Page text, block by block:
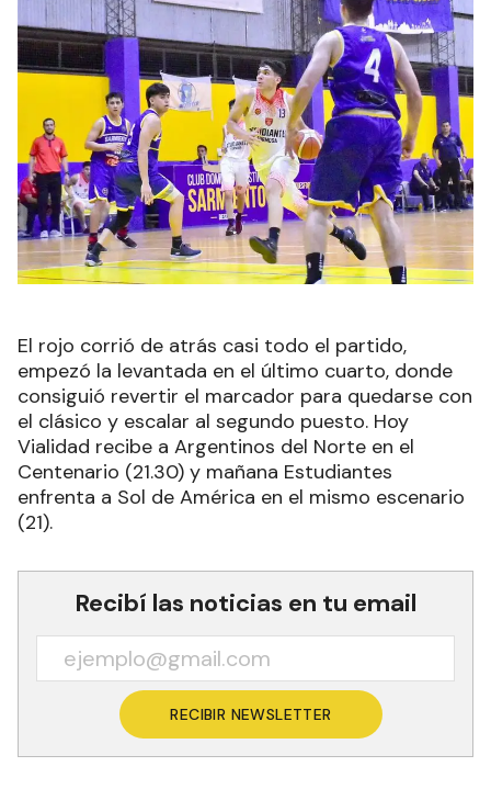
El rojo corrió de atrás casi todo el partido,
empezó la levantada en el último cuarto, donde
consiguió revertir el marcador para quedarse con
el clásico y escalar al segundo puesto. Hoy
Vialidad recibe a Argentinos del Norte en el
Centenario (21.30) y mañana Estudiantes
enfrenta a Sol de América en el mismo escenario
(21).
Recibí las noticias en tu email
RECIBIR NEWSLETTER